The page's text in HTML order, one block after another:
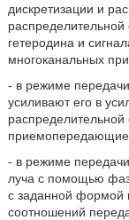
дискретизации и
распределительной
гетеродина и
многоканальных
- в режиме
усиливают его в
- в режиме
луча с помощью
с заданной формой
соотношений